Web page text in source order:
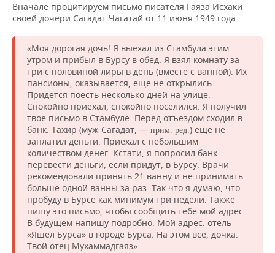
Вначале процитируем письмо писателя Гаяза Исхаки
своей дочери Сагадат Чагатай от 11 июня 1949 года.
«Моя дорогая дочь! Я выехал из Стамбула этим
утром и прибыл в Бурсу в обед. Я взял комнату за
три с половиной лиры в день (вместе с ванной). Их
пансионы, оказывается, еще не открылись.
Придется поесть несколько дней на улице.
Спокойно приехал, спокойно поселился. Я получил
твое письмо в Стамбуле. Перед отъездом сходил в
банк. Тахир (муж Сагадат, — прим. ред.) еще не
заплатил деньги. Приехал с небольшим
количеством денег. Кстати, я попросил банк
перевести деньги, если придут, в Бурсу. Врачи
рекомендовали принять 21 ванну и не принимать
больше одной ванны за раз. Так что я думаю, что
пробуду в Бурсе как минимум три недели. Также
пишу это письмо, чтобы сообщить тебе мой адрес.
В будущем напишу подробно. Мой адрес: отель
«Яшел Бурса» в городе Бурса. На этом все, дочка.
Твой отец Мухаммадгаяз».